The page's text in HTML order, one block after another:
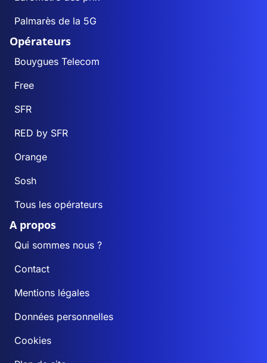
Palmarès de la 5G
Opérateurs
Bouygues Telecom
Free
SFR
RED by SFR
Orange
Sosh
Tous les opérateurs
A propos
Qui sommes nous ?
Contact
Mentions légales
Données personnelles
Cookies